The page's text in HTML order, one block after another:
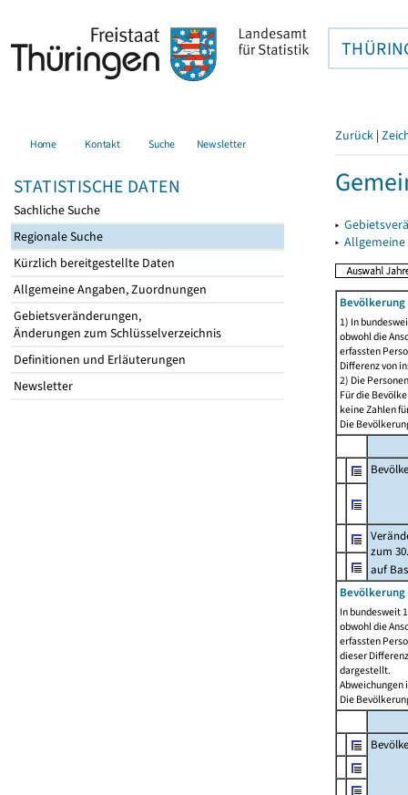
Home Kontakt Suche Newsletter
STATISTISCHE DATEN
Sachliche Suche
Regionale Suche
Kürzlich bereitgestellte Daten
Allgemeine Angaben, Zuordnungen
Gebietsveränderungen,
Änderungen zum Schlüsselverzeichnis
Definitionen und Erläuterungen
Newsletter
Zurück |
▸
▸
1) In
obwohl die
erfassten
Differenz von
2) Die
Für die
keine Zahlen
Die
zum
auf
Bevölkerung
In bundesweit
obwohl die
erfassten
dieser
dargestellt.
Abweichungen
Die